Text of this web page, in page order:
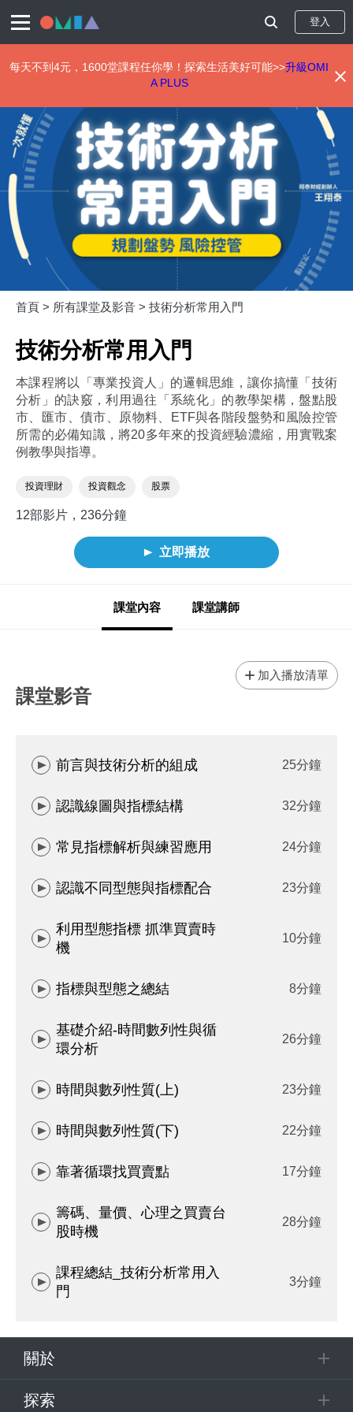
登入
每天不到4元，1600堂課程任你學！探索生活美好可能>>升級OMI
A PLUS
首頁 > 所有課堂及影音 > 技術分析常用入門
技術分析常用入門
本課程將以「專業投資人」的邏輯思維，讓你搞懂「技術
分析」的訣竅，利用過往「系統化」的教學架構，盤點股
市、匯市、債市、原物料、ETF與各階段盤勢和風險控管
所需的必備知識，將20多年來的投資經驗濃縮，用實戰案
例教學與指導。
投資理財 投資觀念 股票
12部影片，236分鐘
立即播放
課堂內容 課堂講師
課堂影音
加入播放清單
前言與技術分析的組成 25分鐘
認識線圖與指標結構 32分鐘
常見指標解析與練習應用 24分鐘
認識不同型態與指標配合 23分鐘
利用型態指標 抓準買賣時
機
10分鐘
指標與型態之總結 8分鐘
基礎介紹-時間數列性與循
環分析
26分鐘
時間與數列性質(上) 23分鐘
時間與數列性質(下) 22分鐘
靠著循環找買賣點 17分鐘
籌碼、量價、心理之買賣台
股時機
28分鐘
課程總結_技術分析常用入
門
3分鐘
關於
探索